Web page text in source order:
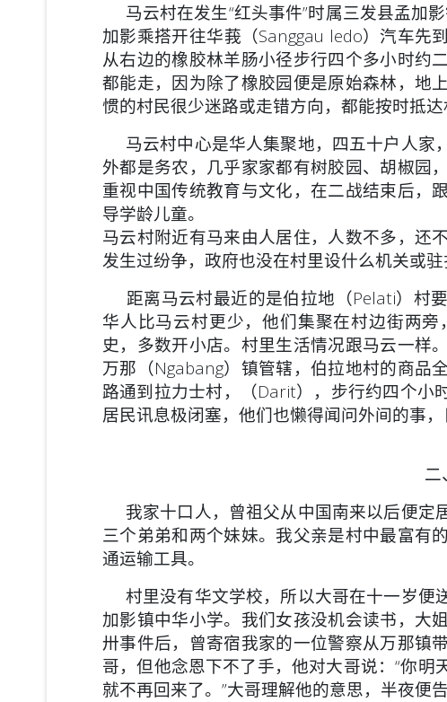
马云村在发生“红头事件”时属三发县孟加
加影乘搭开往华莪（Sanggau ledo）汽车先
从右边的橡胶林羊肠小径步行四个多小时约
都能走，因为除了橡胶园便是原始森林，地
惯的村民很少迷路或走错方向，都能按时抵达
马云村中心是华人集聚地，四五十户人家
外都是务农，几乎家家都有树胶园、胡椒园
重视中国传统教育与文化，在二战结束后，
导学龄儿童。
马云村附近有马来由人居住，人数不多，还
发生过纷争，政府也没在村里设什么机关或驻
距离马云村最近的是伯拉地（Pelati）村
华人比马云村更少，他们集聚在村边街两
史，多数开小店。村里生活情况跟马云一样
万那（Ngabang）镇管辖，伯拉地村的商品
路通到拉力士村，（Darit），步行约四个小
居民讯息极闭塞，他们也懒得闻问外间的事
二
我家十口人，曾祖父从中国南来以后便定
三个弟弟和两个妹妹。我父亲是村中最富有
通运输工具。
村里没有华文学校，所以大哥在十一岁便
加影镇中华小学。我们女孩没机会读书，大
卅事件后，曾寄宿我家的一位警察从万那镇
哥，但他念恩下不了手，他对大哥说：“你
就不再回来了。”大哥理解他的意思，半夜便